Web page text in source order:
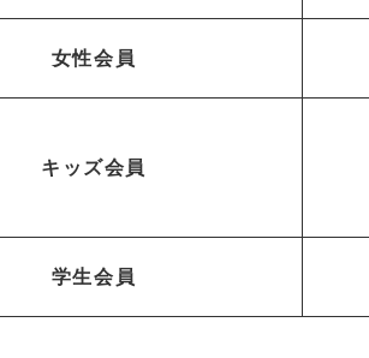
女性会員
キッズ会員
学生会員